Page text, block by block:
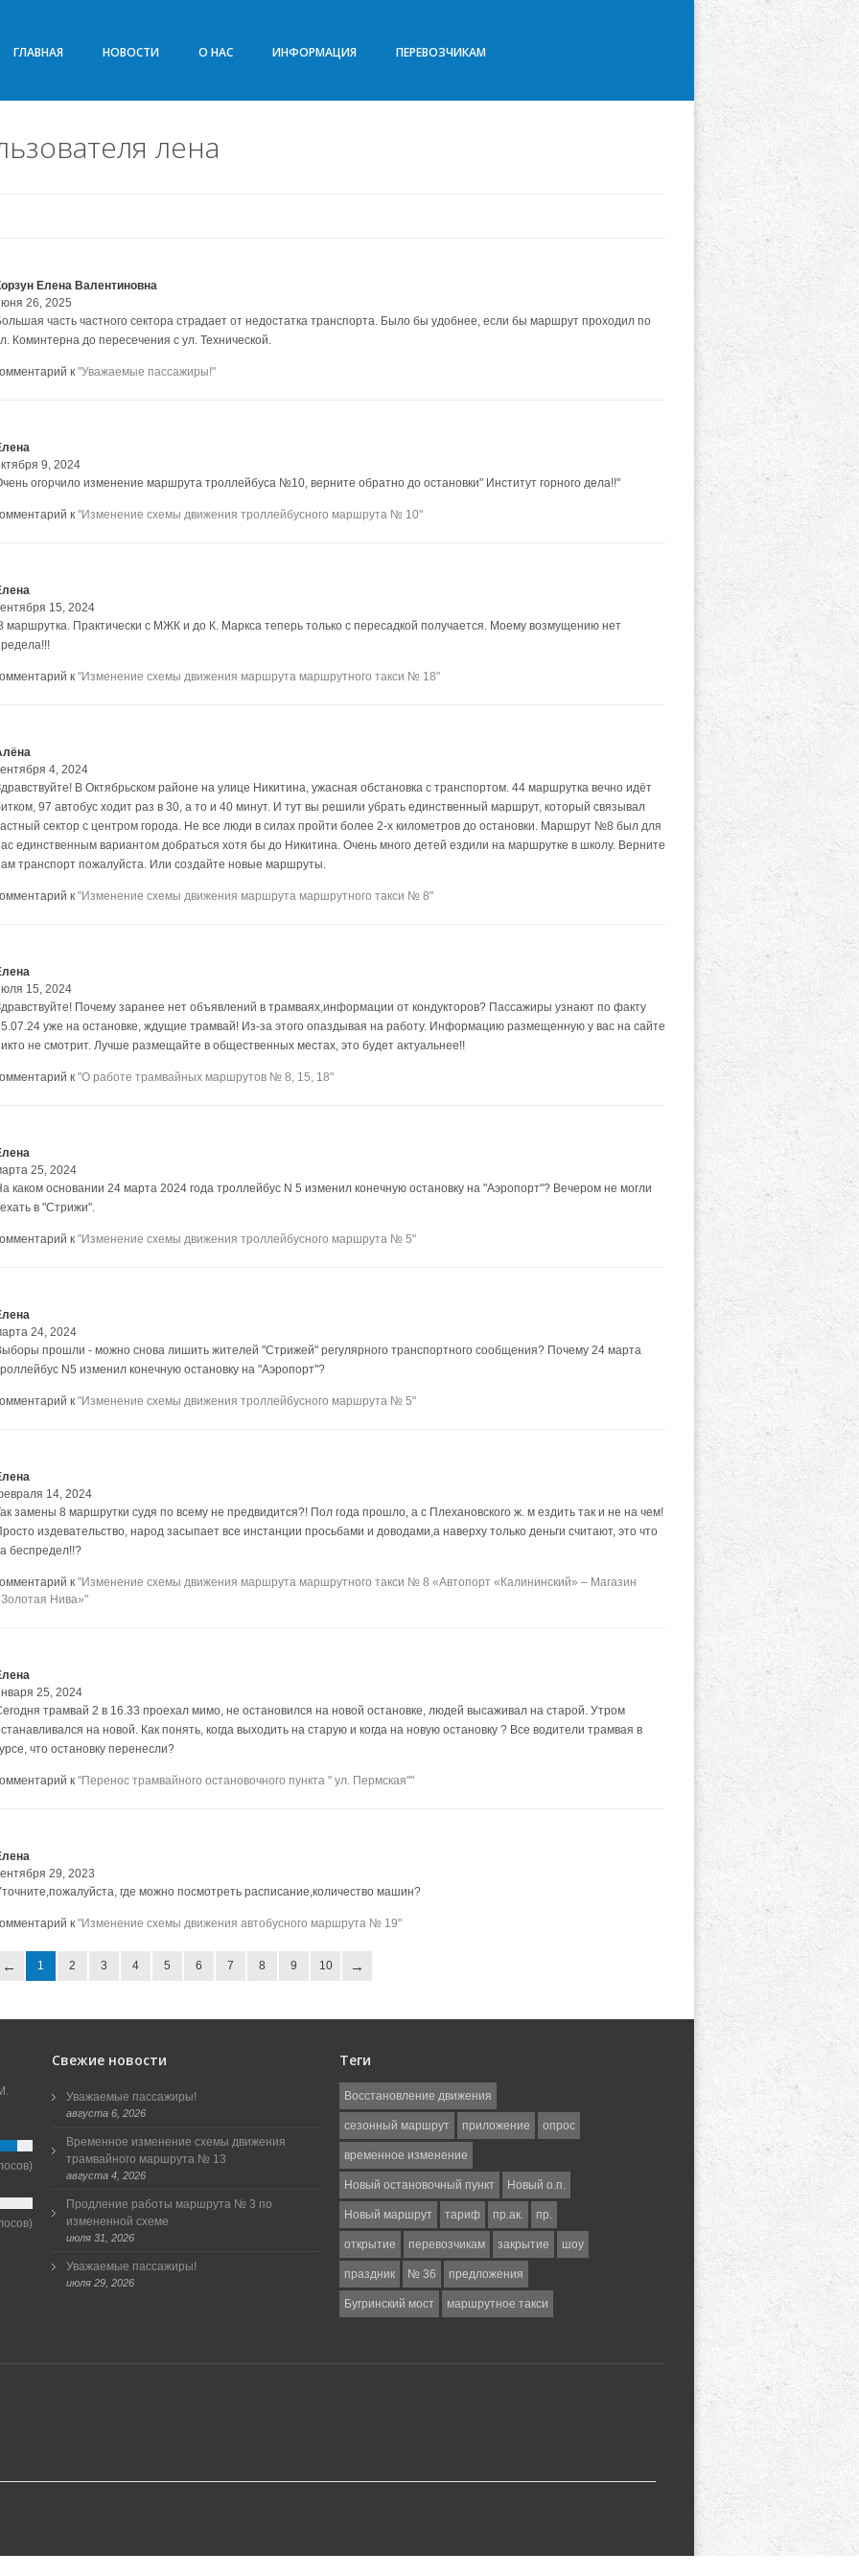
ГЛАВНАЯ НОВОСТИ О НАС ИНФОРМАЦИЯ ПЕРЕВОЗЧИКАМ
лена
Елена Валентиновна
26, 2025
часть частного сектора страдает от недостатка транспорта. Было бы удобнее, если бы маршрут проходил по
Коминтерна до пересечения с ул. Технической.
к "Уважаемые пассажиры!"
9, 2024
огорчило изменение маршрута троллейбуса №10, верните обратно до остановки" Институт горного дела!!"
к "Изменение схемы движения троллейбусного маршрута № 10"
15, 2024
маршрутка. Практически с МЖК и до К. Маркса теперь только с пересадкой получается. Моему возмущению нет
к "Изменение схемы движения маршрута маршрутного такси № 18"
4, 2024
В Октябрьском районе на улице Никитина, ужасная обстановка с транспортом. 44 маршрутка вечно идёт
97 автобус ходит раз в 30, а то и 40 минут. И тут вы решили убрать единственный маршрут, который связывал
сектор с центром города. Не все люди в силах пройти более 2-х километров до остановки. Маршрут №8 был для
единственным вариантом добраться хотя бы до Никитина. Очень много детей ездили на маршрутке в школу. Верните
транспорт пожалуйста. Или создайте новые маршруты.
к "Изменение схемы движения маршрута маршрутного такси № 8"
15, 2024
Почему заранее нет объявлений в трамваях,информации от кондукторов? Пассажиры узнают по факту
уже на остановке, ждущие трамвай! Из-за этого опаздывая на работу. Информацию размещенную у вас на сайте
не смотрит. Лучше размещайте в общественных местах, это будет актуальнее!!
к "О работе трамвайных маршрутов № 8, 15, 18"
25, 2024
каком основании 24 марта 2024 года троллейбус N 5 изменил конечную остановку на "Аэропорт"? Вечером не могли
в "Стрижи".
к "Изменение схемы движения троллейбусного маршрута № 5"
24, 2024
прошли - можно снова лишить жителей "Стрижей" регулярного транспортного сообщения? Почему 24 марта
N5 изменил конечную остановку на "Аэропорт"?
к "Изменение схемы движения троллейбусного маршрута № 5"
14, 2024
замены 8 маршрутки судя по всему не предвидится?! Пол года прошло, а с Плехановского ж. м ездить так и не на чем!
издевательство, народ засыпает все инстанции просьбами и доводами,а наверху только деньги считают, это что
беспредел!!?
к "Изменение схемы движения маршрута маршрутного такси № 8 «Автопорт «Калининский» – Магазин
Нива»"
25, 2024
трамвай 2 в 16.33 проехал мимо, не остановился на новой остановке, людей высаживал на старой. Утром
на новой. Как понять, когда выходить на старую и когда на новую остановку ? Все водители трамвая в
что остановку перенесли?
к "Перенос трамвайного остановочного пункта " ул. Пермская""
29, 2023
где можно посмотреть расписание,количество машин?
к "Изменение схемы движения автобусного маршрута № 19"
1 2 3 4 5 6 7 8 9 10
Свежие новости
Уважаемые пассажиры!
августа 6, 2026
Временное изменение схемы движения
трамвайного маршрута № 13
августа 4, 2026
Продление работы маршрута № 3 по
измененной схеме
июля 31, 2026
Уважаемые пассажиры!
июля 29, 2026
Теги
Восстановление движения
сезонный маршрут приложение опрос
временное изменение
Новый остановочный пункт Новый о.п.
Новый маршрут тариф пр.ак. пр.
открытие перевозчикам закрытие шоу
праздник № 36 предложения
Бугринский мост маршрутное такси